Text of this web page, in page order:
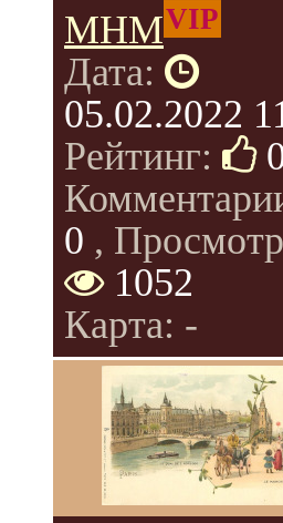
МНМVIP
Дата:
05.02.2022
Рейтинг:
0 ,
1052
Карта: -